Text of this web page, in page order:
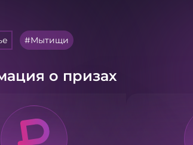
Мытищи
о призах